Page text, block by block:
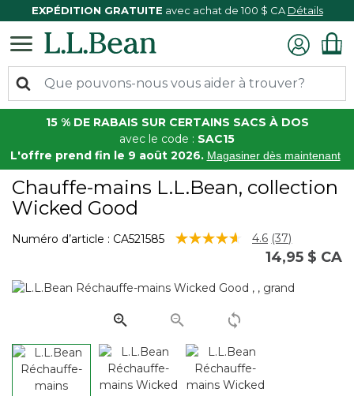
EXPÉDITION GRATUITE avec achat de 100 $ CA Détails
15 % DE RABAIS SUR CERTAINS SACS À DOS
avec le code : SAC15
L'offre prend fin le 9 août 2026. Magasiner dès maintenant
Chauffe-mains L.L.Bean, collection
Wicked Good
Numéro d’article : CA521585 3,3 sur 5 Évaluation des clients
4.6 Lire
les
37
Lien
(37)
14,95 $ CA